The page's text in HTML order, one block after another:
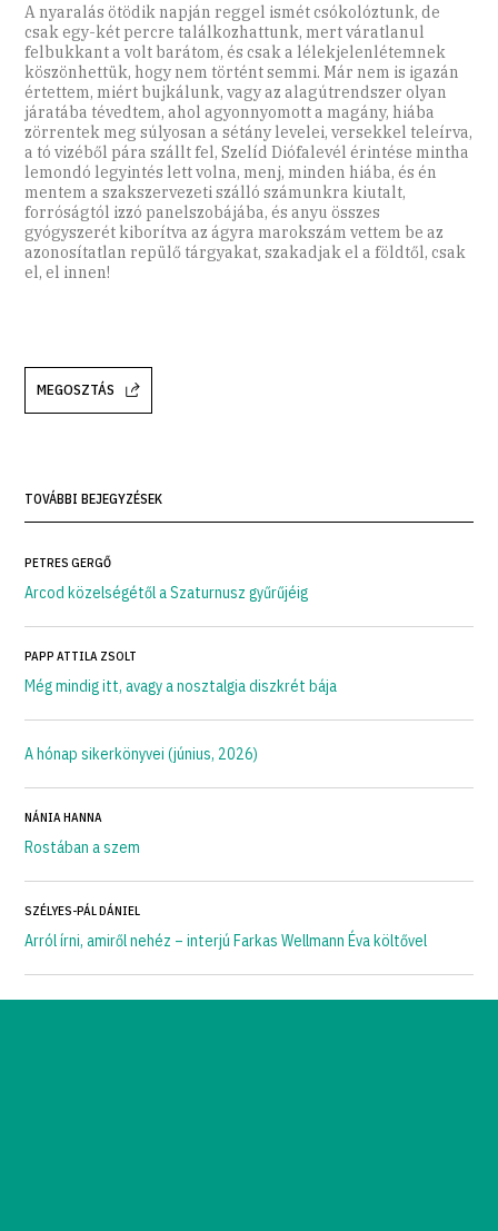
A nyaralás ötödik napján reggel ismét csókolóztunk, de
csak egy-két percre találkozhattunk, mert váratlanul
felbukkant a volt barátom, és csak a lélekjelenlétemnek
köszönhettük, hogy nem történt semmi. Már nem is igazán
értettem, miért bujkálunk, vagy az alagútrendszer olyan
járatába tévedtem, ahol agyonnyomott a magány, hiába
zörrentek meg súlyosan a sétány levelei, versekkel teleírva,
a tó vizéből pára szállt fel, Szelíd Diófalevél érintése mintha
lemondó legyintés lett volna, menj, minden hiába, és én
mentem a szakszervezeti szálló számunkra kiutalt,
forróságtól izzó panelszobájába, és anyu összes
gyógyszerét kiborítva az ágyra marokszám vettem be az
azonosítatlan repülő tárgyakat, szakadjak el a földtől, csak
el, el innen!
MEGOSZTÁS
TOVÁBBI BEJEGYZÉSEK
PETRES GERGŐ
Arcod közelségétől a Szaturnusz gyűrűjéig
PAPP ATTILA ZSOLT
Még mindig itt, avagy a nosztalgia diszkrét bája
A hónap sikerkönyvei (június, 2026)
NÁNIA HANNA
Rostában a szem
SZÉLYES-PÁL DÁNIEL
Arról írni, amiről nehéz – interjú Farkas Wellmann Éva költővel